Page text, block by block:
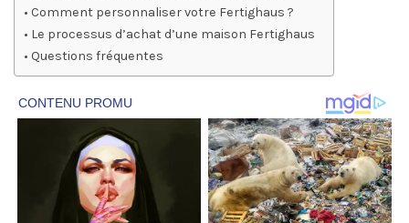
Comment personnaliser votre Fertighaus ?
Le processus d’achat d’une maison Fertighaus
Questions fréquentes